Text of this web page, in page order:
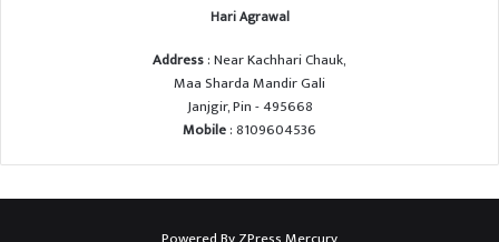
Hari Agrawal
Address: Near Kachhari Chauk,
Maa Sharda Mandir Gali
Janjgir, Pin - 495668
Mobile: 8109604536